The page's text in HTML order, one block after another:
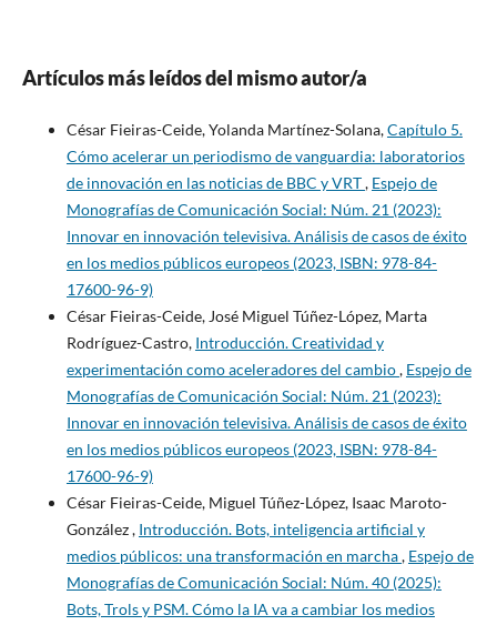
Artículos más leídos del mismo autor/a
César Fieiras-Ceide, Yolanda Martínez-Solana,Capítulo 5.
Cómo acelerar un periodismo de vanguardia: laboratorios
de innovación en las noticias de BBC y VRT, Espejo de
Monografías de Comunicación Social: Núm. 21 (2023):
Innovar en innovación televisiva. Análisis de casos de éxito
en los medios públicos europeos (2023, ISBN: 978-84-
17600-96-9)
César Fieiras-Ceide, José Miguel Túñez-López, Marta
Rodríguez-Castro, Introducción. Creatividad y
experimentación como aceleradores del cambio, Espejo de
Monografías de Comunicación Social: Núm. 21 (2023):
Innovar en innovación televisiva. Análisis de casos de éxito
en los medios públicos europeos (2023, ISBN: 978-84-
17600-96-9)
César Fieiras-Ceide, Miguel Túñez-López, Isaac Maroto-
González , Introducción. Bots, inteligencia artificial y
medios públicos: una transformación en marcha, Espejo de
Monografías de Comunicación Social: Núm. 40 (2025):
Bots, Trols y PSM. Cómo la IA va a cambiar los medios